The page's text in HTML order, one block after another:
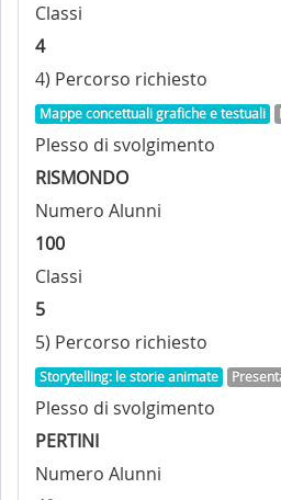
Classi
4
4) Percorso richiesto
Mappe concettuali grafiche e testuali
Plesso di svolgimento
RISMONDO
Numero Alunni
100
Classi
5
5) Percorso richiesto
Storytelling: le storie animate
Plesso di svolgimento
PERTINI
Numero Alunni